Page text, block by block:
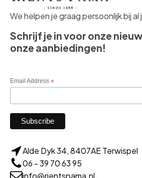
We helpen je graag persoonlijk bij al
Schrijf je in voor onze
onze aanbiedingen!
Email Address *
Alde Dyk 34, 8407AE Terwispel
06 - 39 70 63 95
info@rientspama.nl